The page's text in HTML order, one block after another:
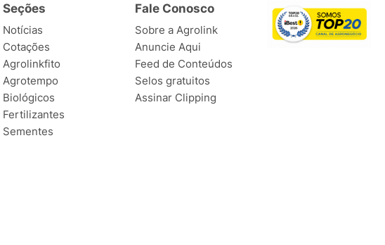
Seções
Notícias
Cotações
Agrolinkfito
Agrotempo
Biológicos
Fertilizantes
Sementes
Fale Conosco
Sobre a Agrolink
Anuncie Aqui
Feed de Conteúdos
Selos gratuitos
Assinar Clipping